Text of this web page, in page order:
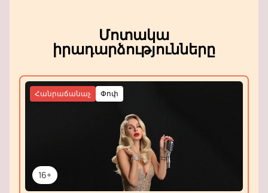
Մոտակա
իրադարձությունները
16+
Փոփ
Հանրաճանաչ